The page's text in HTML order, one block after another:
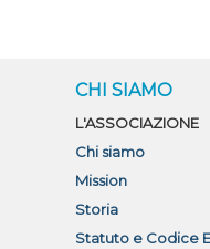
CHI SIAMO
L'ASSOCIAZIONE
Chi siamo
Mission
Storia
Statuto e Codice